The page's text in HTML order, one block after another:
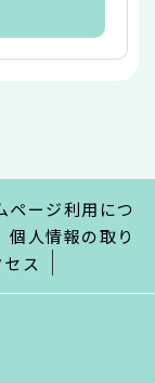
ページ利用につ
個人情報の取り
ス